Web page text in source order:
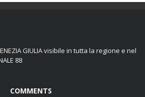
GIULIA visibile in tutta la regione e nel
88
COMMENTS